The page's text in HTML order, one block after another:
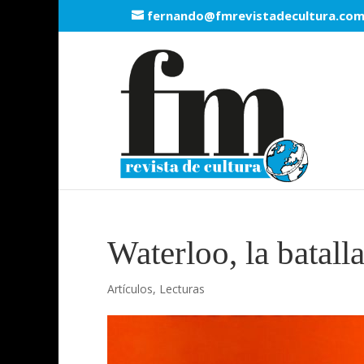
fernando@fmrevistadecultura.com
Waterloo, la batalla
Artículos, Lecturas